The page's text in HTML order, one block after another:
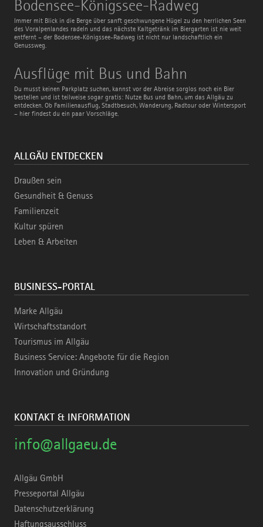
Bodensee-Königssee-Radweg
Immer mit Blick in die Berge über sanft geschwungene Hügel zu den herrlichen Seen
des Voralpenlandes radeln und das nächste Kaltgetränk im Biergarten ist nie weit
entfernt – der Bodensee-Königssee-Radweg ist nicht nur landschaftlich ein
Genussweg.
Königssee-
Radweg
Ausflüge mit Bus und Bahn
Du musst keinen Parkplatz suchen, kannst vor der Abreise sorglos noch ein Bier
bestellen und ist teilweise sogar gratis: Nutze Bus und Bahn, um das Allgäu zu
entdecken. Ob Familienausflug, Stadtbesuch, Wanderung, Radtour oder Wintersport
– hier findest du ein paar Vorschläge.
Ausflüge
mit
Bus
und
Bahn
ALLGÄU ENTDECKEN
Draußen sein
Gesundheit & Genuss
Familienzeit
Kultur spüren
Leben & Arbeiten
BUSINESS-PORTAL
Marke Allgäu
Wirtschaftsstandort
Tourismus im Allgäu
Business Service: Angebote für die Region
Innovation und Gründung
KONTAKT & INFORMATION
info@allgaeu.de
Allgäu GmbH
Presseportal Allgäu
Datenschutzerklärung
Haftungsausschluss